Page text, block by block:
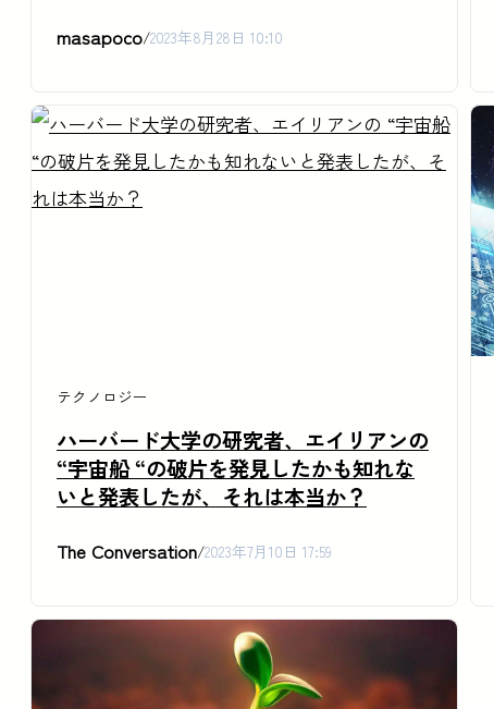
masapoco/2023年8月28日 10:10
テクノロジー
ハーバード大学の研究者、エイリアンの
“宇宙船 “の破片を発見したかも知れな
いと発表したが、それは本当か？
The Conversation/2023年7月10日 17:59